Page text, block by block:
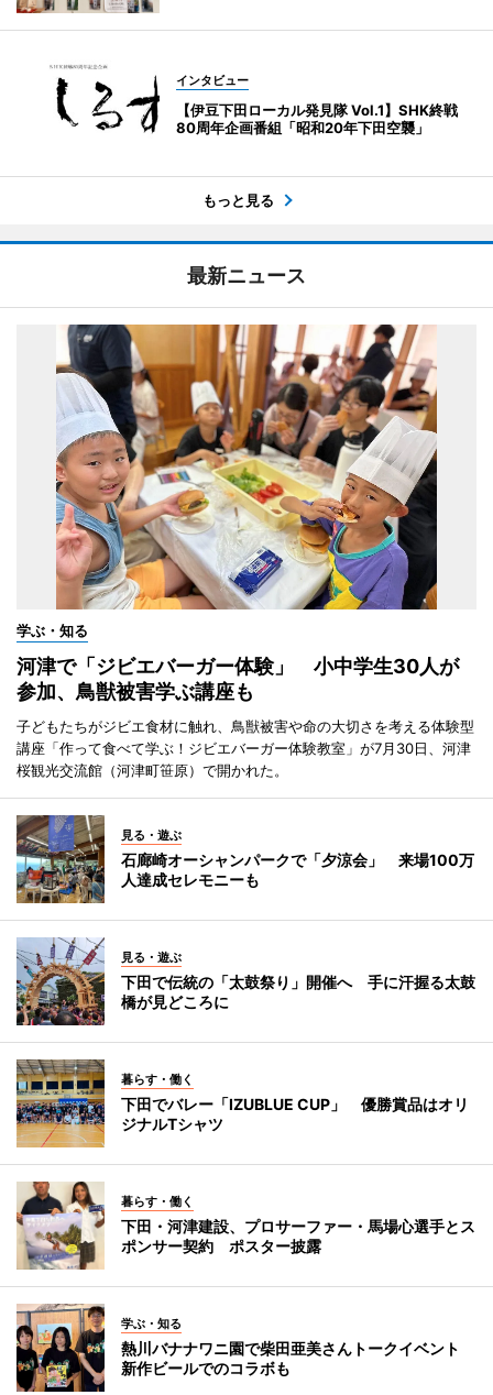
インタビュー
【伊豆下田ローカル発見隊 Vol.1】SHK終戦
80周年企画番組「昭和20年下田空襲」
もっと見る
最新ニュース
学ぶ・知る
河津で「ジビエバーガー体験」 小中学生30人が
参加、鳥獣被害学ぶ講座も
子どもたちがジビエ食材に触れ、鳥獣被害や命の大切さを考える体験型
講座「作って食べて学ぶ！ジビエバーガー体験教室」が7月30日、河津
桜観光交流館（河津町笹原）で開かれた。
見る・遊ぶ
石廊崎オーシャンパークで「夕涼会」 来場100万
人達成セレモニーも
見る・遊ぶ
下田で伝統の「太鼓祭り」開催へ 手に汗握る太鼓
橋が見どころに
暮らす・働く
下田でバレー「IZUBLUE CUP」 優勝賞品はオリ
ジナルTシャツ
暮らす・働く
下田・河津建設、プロサーファー・馬場心選手とス
ポンサー契約 ポスター披露
学ぶ・知る
熱川バナナワニ園で柴田亜美さんトークイベント
新作ビールでのコラボも